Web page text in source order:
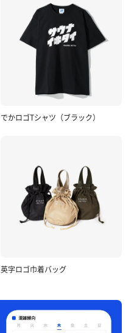
でかロゴTシャツ（ブラック）
英字ロゴ巾着バッグ